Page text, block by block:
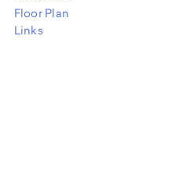
Floor Plan
Links